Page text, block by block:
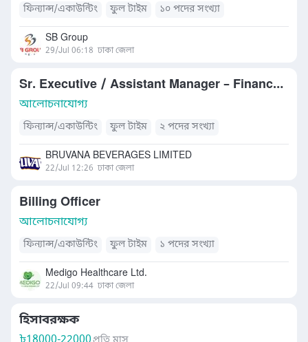
ফিন্যান্স/একাউন্টিং ফুল টাইম ১০ পদের সংখ্যা
SB Group
29/Jul 06:18 ঢাকা জেলা
Sr. Executive / Assistant Manager – Finance & Acco
আলোচনাযোগ্য
ফিন্যান্স/একাউন্টিং ফুল টাইম ২ পদের সংখ্যা
BRUVANA BEVERAGES LIMITED
22/Jul 12:26 ঢাকা জেলা
Billing Officer
আলোচনাযোগ্য
ফিন্যান্স/একাউন্টিং ফুল টাইম ১ পদের সংখ্যা
Medigo Healthcare Ltd.
22/Jul 09:44 ঢাকা জেলা
হিসাবরক্ষক